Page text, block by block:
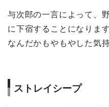
与次郎の一言によって、
に下宿することになりま
なんだかもやもやした気
ストレイシープ